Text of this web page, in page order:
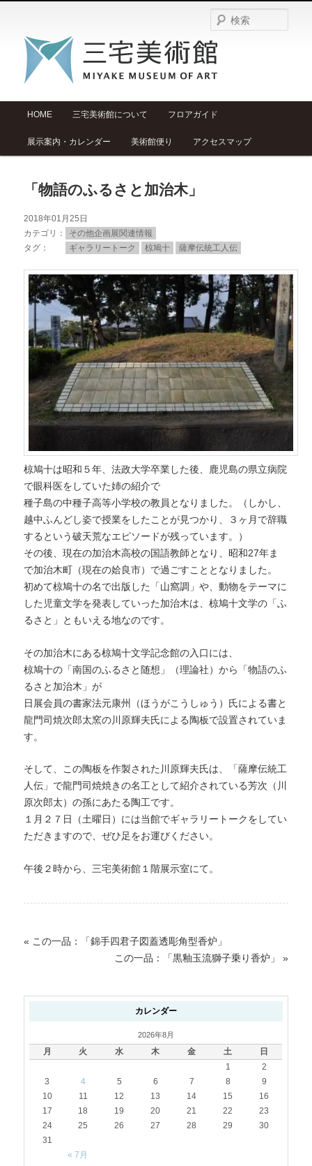
索
メ
メ
イ
ン
コ
ン
テ
ン
ツ
移
サ
ブ
コ
ン
テ
ン
ツ
へ
動
HOME 三宅美術館について フロアガイド
展示案内・カレンダー 美術館便り アクセスマップ
「物語のふるさと加治木」
2018年01月25日
カテゴリ
その他企画展関連情報
タグ
ギャラリートーク 椋鳩十 薩摩伝統工人伝
椋鳩十は昭和５年、法政大学卒業した後、鹿児島の県立病院
で眼科医をしていた姉の紹介で
種子島の中種子高等小学校の教員となりました。（しかし、
越中ふんどし姿で授業をしたことが見つかり、３ヶ月で辞職
するという破天荒なエピソードが残っています。）
その後、現在の加治木高校の国語教師となり、昭和27年ま
で加治木町（現在の姶良市）で過ごすこととなりました。
初めて椋鳩十の名で出版した「山窩調」や、動物をテーマに
した児童文学を発表していった加治木は、椋鳩十文学の「ふ
るさと」ともいえる地なのです。
その加治木にある椋鳩十文学記念館の入口には、
椋鳩十の「南国のふるさと随想」（理論社）から「物語のふ
るさと加治木」が
日展会員の書家法元康州（ほうがこうしゅう）氏による書と
龍門司焼次郎太窯の川原輝夫氏による陶板で設置されていま
す。
そして、この陶板を作製された川原輝夫氏は、「薩摩伝統工
人伝」で龍門司焼焼きの名工として紹介されている芳次（川
原次郎太）の孫にあたる陶工です。
１月２７日（土曜日）には当館でギャラリートークをしてい
ただきますので、ぜひ足をお運びください。
午後２時から、三宅美術館１階展示室にて。
« この一品：「錦手四君子図蓋透彫角型香炉」
この一品：「黒釉玉流獅子乗り香炉」
»
カレンダー
2026年8月
月 火 水 木 金 土
日
1
2
3
4 5 6 7 8
9
10
11 12 13 14 15
16
17
18 19 20 21 22
23
24
25 26 27 28 29
30
31
« 7月